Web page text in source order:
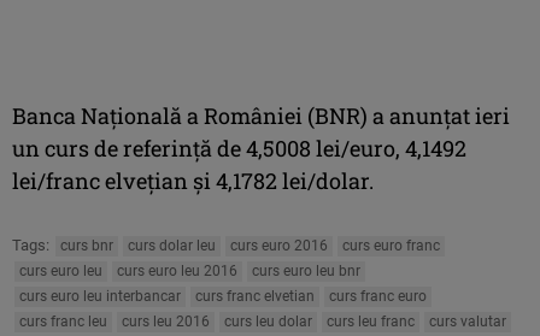
Banca Naţională a României (BNR) a anunţat ieri
un curs de referinţă de 4,5008 lei/euro, 4,1492
lei/franc elveţian şi 4,1782 lei/dolar.
Tags: curs bnr curs dolar leu curs euro 2016
curs euro franc
curs euro leu
curs euro leu 2016
curs euro leu bnr
curs euro leu interbancar
curs franc elvetian
curs franc euro
curs franc leu
curs leu 2016 curs leu dolar curs leu franc
curs valutar